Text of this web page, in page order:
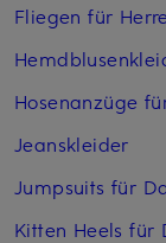
Fliegen für
Hosenanzüge
Jeanskleider
Jumpsuits für
Kitten Heels für